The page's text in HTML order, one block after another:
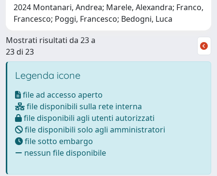
2024 Montanari, Andrea; Marele, Alexandra; Franco,
Francesco; Poggi, Francesco; Bedogni, Luca
Mostrati risultati da 23 a
23 di 23
Legenda icone
file ad accesso aperto
file disponibili sulla rete interna
file disponibili agli utenti autorizzati
file disponibili solo agli amministratori
file sotto embargo
nessun file disponibile